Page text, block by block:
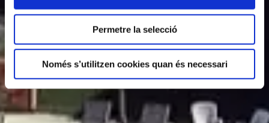
Permetre la selecció
Només s’utilitzen cookies quan és necessari